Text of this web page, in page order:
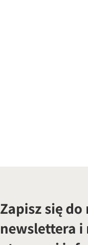
Zapisz się do
newslettera i